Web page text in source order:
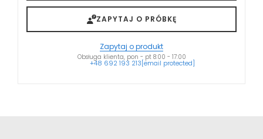
ZAPYTAJ O PRÓBKĘ
Zapytaj o produkt
Obsługa klienta, pon - pt 8:00 - 17:00
+48 692 193 213[email protected]